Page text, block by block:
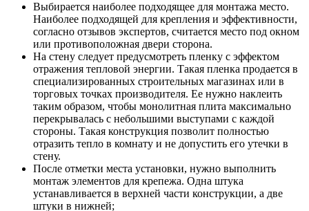
Выбирается наиболее подходящее для монтажа место.
Наиболее подходящей для крепления и эффективности,
согласно отзывов экспертов, считается место под окном
или противоположная двери сторона.
На стену следует предусмотреть пленку с эффектом
отражения тепловой энергии. Такая пленка продается в
специализированных строительных магазинах или в
торговых точках производителя. Ее нужно наклеить
таким образом, чтобы монолитная плита максимально
перекрывалась с небольшими выступами с каждой
стороны. Такая конструкция позволит полностью
отразить тепло в комнату и не допустить его утечки в
стену.
После отметки места установки, нужно выполнить
монтаж элементов для крепежа. Одна штука
устанавливается в верхней части конструкции, а две
штуки в нижней;